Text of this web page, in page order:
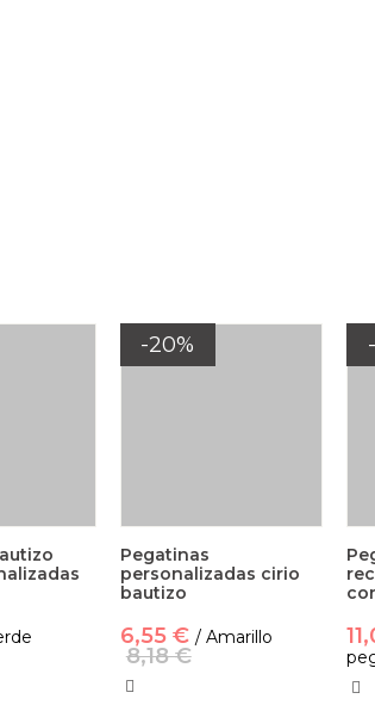
-20%
Pegatinas
personalizadas cirio
bautizo
6,55 € / Amarillo
8,18 €